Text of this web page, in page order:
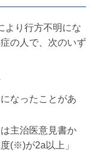
より行方不明にな
の人で、次のいず
なったことがあ
主治医意見書か
(※)が2a以上」